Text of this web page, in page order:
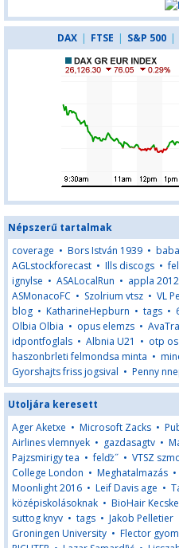
DAX | FTSE | S&P 500 |
Népszerű tartalmak
coverage • Bors István 1939 •
AGLstockforecast • Ills discogs •
ignylse • ASALocalRun • appla
ASMonacoFC • Szolrium vtsz • VL
blog • KatharineHepburn • tags •
Olbia Olbia • opus elemzs •
idpontfoglals • Albnia U21 • otp
haszonbrleti felmondsa minta •
Gyorshajts friss jogsival • Penny
Utoljára keresett
Ager Aketxe • Microsoft Zacks •
Airlines vlemnyek • gazdasagtv •
Pajzsmirigy tea •felďż˝ • VTSZ
College London • Meghatalmazás •
Moonlight 2016 • Leif Davis age •
középiskolásoknak • BioHair
suttog knyv • tags • Jakob Pelletier
Groningen University • Flector